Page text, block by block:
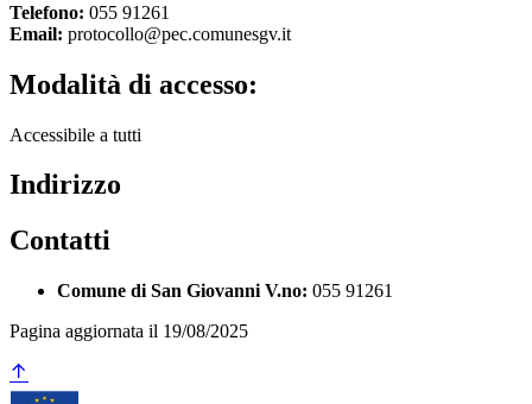
Telefono: 055 91261
Email: protocollo@pec.comunesgv.it
Modalità di accesso:
Accessibile a tutti
Indirizzo
Contatti
Comune di San Giovanni V.no: 055 91261
Pagina aggiornata il 19/08/2025